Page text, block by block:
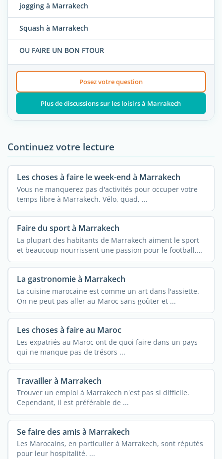
jogging à Marrakech
Squash à Marrakech
OU FAIRE UN BON FTOUR
Posez votre question
Plus de discussions sur les loisirs à Marrakech
Continuez votre lecture
Les choses à faire le week-end à Marrakech
Vous ne manquerez pas d'activités pour occuper votre
temps libre à Marrakech. Vélo, quad, ...
Faire du sport à Marrakech
La plupart des habitants de Marrakech aiment le sport
et beaucoup nourrissent une passion pour le football,
mais ...
La gastronomie à Marrakech
La cuisine marocaine est comme un art dans l'assiette.
On ne peut pas aller au Maroc sans goûter et ...
Les choses à faire au Maroc
Les expatriés au Maroc ont de quoi faire dans un pays
qui ne manque pas de trésors ...
Travailler à Marrakech
Trouver un emploi à Marrakech n'est pas si difficile.
Cependant, il est préférable de ...
Se faire des amis à Marrakech
Les Marocains, en particulier à Marrakech, sont réputés
pour leur hospitalité. ...